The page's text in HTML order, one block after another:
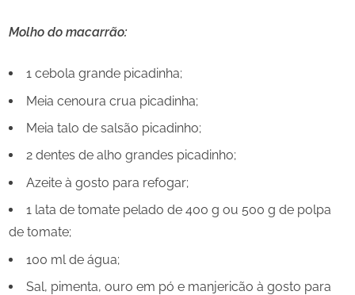
Molho do macarrão:
1 cebola grande picadinha;
Meia cenoura crua picadinha;
Meia talo de salsão picadinho;
2 dentes de alho grandes picadinho;
Azeite à gosto para refogar;
1 lata de tomate pelado de 400 g ou 500 g de polpa
de tomate;
100 ml de água;
Sal, pimenta, ouro em pó e manjericão à gosto para